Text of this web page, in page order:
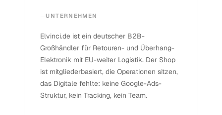
UNTERNEHMEN
Elvinci.de ist ein deutscher B2B-
Großhändler für Retouren- und Überhang-
Elektronik mit EU-weiter Logistik. Der Shop
ist mitgliederbasiert, die Operationen sitzen,
das Digitale fehlte: keine Google-Ads-
Struktur, kein Tracking, kein Team.